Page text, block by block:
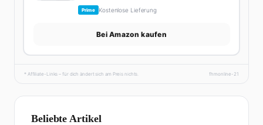
Prime Kostenlose Lieferung
Bei Amazon kaufen
* Affiliate-Links – für dich ändert sich am Preis nichts. fhmonline-21
Beliebte Artikel